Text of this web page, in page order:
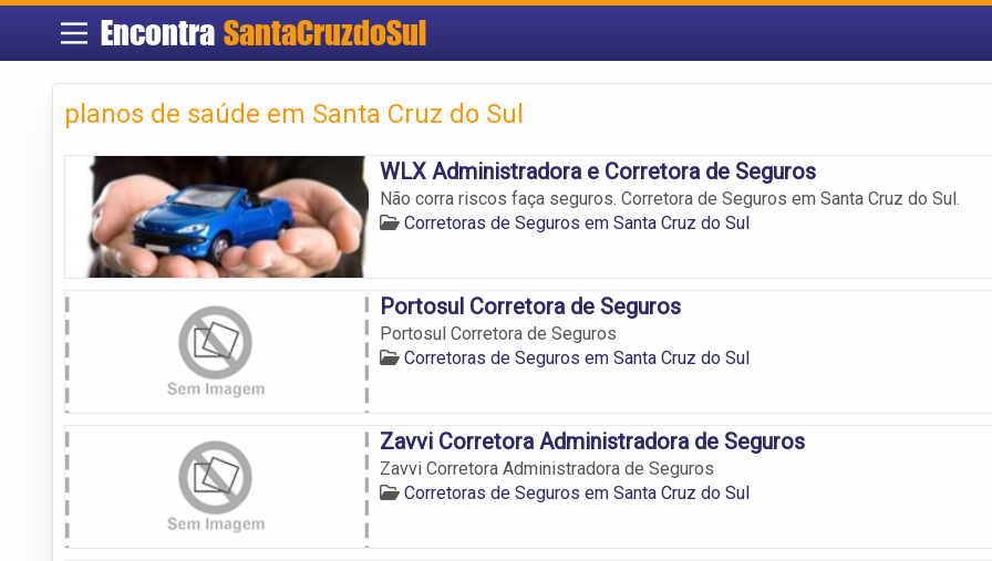
Encontra SantaCruzdoSul
planos de saúde em Santa Cruz do Sul
WLX Administradora e Corretora de Seguros
Não corra riscos faça seguros. Corretora de Seguros em Santa Cruz do Sul.
Corretoras de Seguros em Santa Cruz do Sul
Portosul Corretora de Seguros
Portosul Corretora de Seguros
Corretoras de Seguros em Santa Cruz do Sul
Zavvi Corretora Administradora de Seguros
Zavvi Corretora Administradora de Seguros
Corretoras de Seguros em Santa Cruz do Sul